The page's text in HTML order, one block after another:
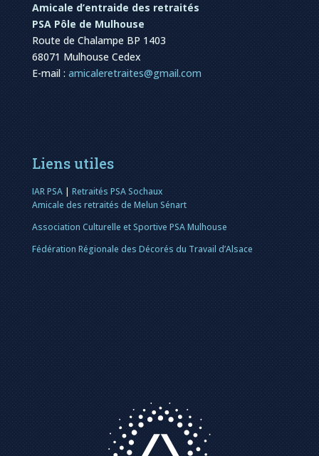
Amicale d’entraide des retraités
PSA Pôle de Mulhouse
Route de Chalampe BP 1403
68071 Mulhouse Cedex
E-mail : amicaleretraites@gmail.com
Liens utiles
IAR PSA| Retraités PSA Sochaux
Amicale des retraités de Melun Sénart
Association Culturelle et Sportive PSA Mulhouse
Fédération Régionale des Décorés du Travail d’Alsace